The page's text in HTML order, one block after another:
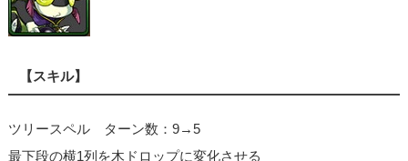
【スキル】
ツリースペル ターン数：9→5
最下段の横1列を木ドロップに変化させる